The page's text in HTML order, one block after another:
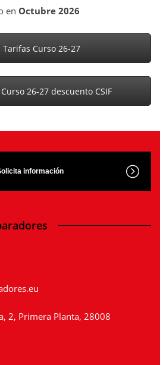
en Octubre 2026
Tarifas Curso 26-27
26-27 descuento CSIF
información
2, Primera Planta, 28008